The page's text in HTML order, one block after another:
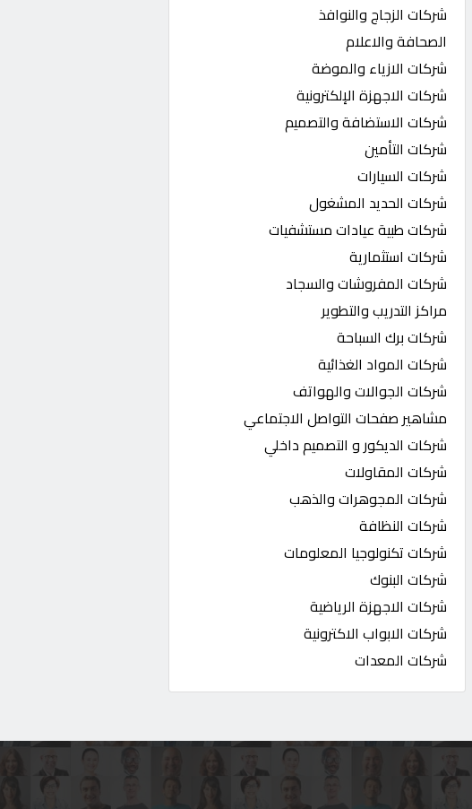
الدليل
القطري
POWERED
QHOST
شركات الزجاج والنوافذ
الصحافة والاعلام
شركات الازياء والموضة
شركات الاجهزة الإلكترونية
شركات الاستضافة والتصميم
شركات التأمين
شركات السيارات
شركات الحديد المشغول
شركات طبية عيادات مستشفيات
شركات استثمارية
شركات المفروشات والسجاد
مراكز التدريب والتطوير
شركات برك السباحة
شركات المواد الغذائية
شركات الجوالات والهواتف
مشاهير صفحات التواصل الاجتماعي
شركات الديكور و التصميم داخلي
شركات المقاولات
شركات المجوهرات والذهب
شركات النظافة
شركات تكنولوجيا المعلومات
شركات البنوك
شركات الاجهزة الرياضية
شركات الابواب الاكترونية
شركات المعدات